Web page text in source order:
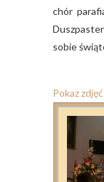
chór
sobie
Pokaz zdjęć